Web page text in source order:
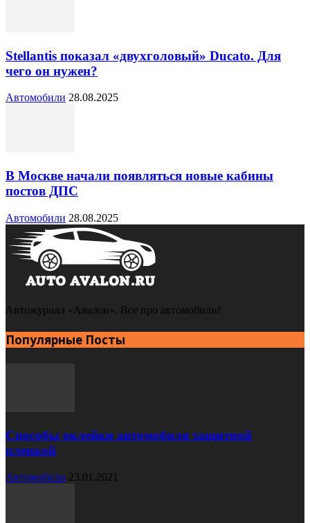
Stellantis показал «двухголовый» Ducato. Для
чего он нужен?
Автомобили 28.08.2025
В Москве начали появляться новые кабины
постов ДПС
Автомобили 28.08.2025
Автожурнал «Авалон». Все про автомобили!
Популярные Посты
Способы оклейки автомобиля защитной
пленкой
Автомобили 23.01.2021